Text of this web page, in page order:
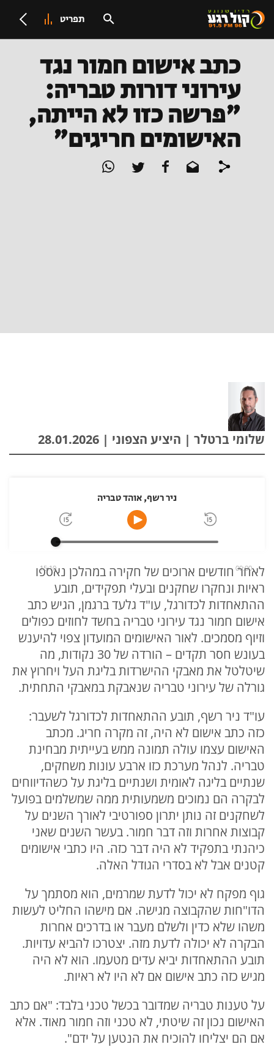
תפריט
כתב אישום חמור נגד
עירוני דורות טבריה:
"פרשה כזו לא הייתה,
האישומים חריגים"
שלומי ברטלר | היציע הצפוני | 28.01.2026
ניר רשף, אוהד טבריה
00:00
15:10
לאחר חודשים ארוכים של חקירה במהלכן נאספו
ראיות ונחקרו שחקנים ובעלי תפקידים, תובע
ההתאחדות לכדורגל, עו"ד גלעד ברגמן, הגיש כתב
אישום חמור נגד עירוני טבריה בחשד לחוזים כפולים
וזיוף מסמכים. לאור האישומים המועדון צפוי להיענש
בעונש חסר תקדים – הורדה של 30 נקודות, מה
שיטלטל את מאבקי ההישרדות בליגת העל ויחרוץ את
גורלה של עירוני טבריה שנאבקת במאבקי התחתית.
עו"ד ניר רשף, תובע ההתאחדות לכדורגל לשעבר:
כזה כתב אישום לא היה, זה מקרה חריג. מכתב
האישום עצמו עולה תמונה ממש בעייתית מבחינת
טבריה. לנהל מערכת כזו ארבע עונות משחקים,
שנתיים בליגה לאומית ושנתיים בליגת על כשהדיווחים
לבקרה הם נמוכים משמעותית ממה שמשלמים בפועל
לשחקנים זה נותן יתרון ספורטיבי לאורך השנים על
קבוצות אחרות וזה דבר חמור. בעשר השנים שאני
כיהנתי בתפקיד לא היה דבר כזה. היו כתבי אישומים
קטנים אבל לא בסדרי הגודל האלה.
גוף מפקח לא יכול לדעת שמרמים, הוא מסתמך על
הדו"חות שהקבוצה מגישה. אם מישהו החליט לעשות
משהו שלא כדין ולשלם מעבר או בדרכים אחרות
הבקרה לא יכולה לדעת מזה. יצטרכו להביא עדויות.
תובע ההתאחדות יביא עדים מטעמו. הוא לא היה
מגיש כזה כתב אישום אם לא היו לא ראיות.
על טענות טבריה שמדובר בכשל טכני בלבד: "אם כתב
האישום נכון זה שיטתי, לא טכני וזה חמור מאוד. אלא
אם הם יצליחו להוכיח את הנטען על ידם".